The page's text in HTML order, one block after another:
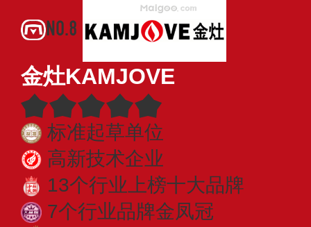
NO.8
金灶KAMJOVE
标准起草单位
高新技术企业
13个行业上榜十大品牌
7个行业品牌金凤冠